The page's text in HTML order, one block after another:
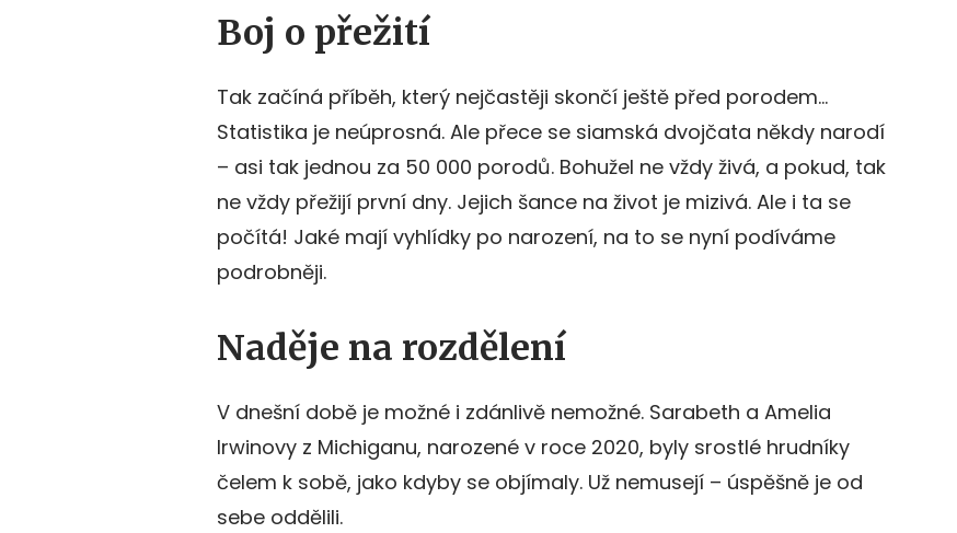
Boj o přežití
Tak začíná příběh, který nejčastěji skončí ještě před porodem…
Statistika je neúprosná. Ale přece se siamská dvojčata někdy narodí
– asi tak jednou za 50 000 porodů. Bohužel ne vždy živá, a pokud, tak
ne vždy přežijí první dny. Jejich šance na život je mizivá. Ale i ta se
počítá! Jaké mají vyhlídky po narození, na to se nyní podíváme
podrobněji.
Naděje na rozdělení
V dnešní době je možné i zdánlivě nemožné. Sarabeth a Amelia
Irwinovy z Michiganu, narozené v roce 2020, byly srostlé hrudníky
čelem k sobě, jako kdyby se objímaly. Už nemusejí – úspěšně je od
sebe oddělili.